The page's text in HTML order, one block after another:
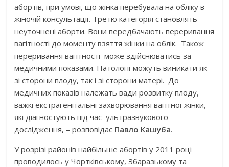
абортів, при умові, що жінка перебувала на обліку в
жіночій консультації. Третю категорія становлять
неуточнені аборти. Вони передбачають переривання
вагітності до моменту взяття жінки на облік. Також
переривання вагітності може здійснюватись за
медичними показами. Патології можуть виникати як
зі сторони плоду, так і зі сторони матері. До
медичних показів належать вади розвитку плоду,
важкі екстрагенітальні захворювання вагітної жінки,
які діагностують під час ультразвукового
дослідження, – розповідає Павло Кашуба.
У розрізі районів найбільше абортів у 2011 році
проводилось у Чортківському, Збаразькому та